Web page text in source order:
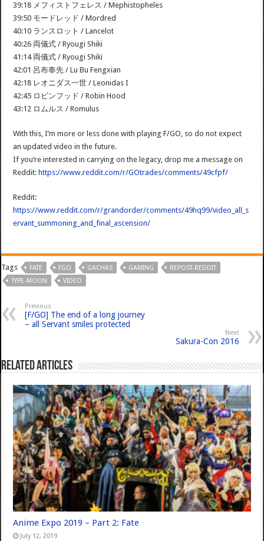
39:18 メフィストフェレス / Mephistopheles
39:50 モードレッド / Mordred
40:10 ランスロット / Lancelot
40:26 両儀式 / Ryougi Shiki
41:14 両儀式 / Ryougi Shiki
42:01 呂布奉先 / Lu Bu Fengxian
42:18 レオニダス一世 / Leonidas I
42:45 ロビンフッド / Robin Hood
43:12 ロムルス / Romulus
With this, I’m more or less done with playing F/GO, so do not expect
an updated video in the future.
If you’re interested in carrying on the legacy, drop me a message on
Reddit: https://www.reddit.com/r/GOtrades/comments/49cfpf/
Reddit:
https://www.reddit.com/r/grandorder/comments/49hq99/video_all_s
ervant_summoning_and_final_ascension/
Tags FATE FGO GACHAS GAMING
REPOST-REDDIT
TYPE-MOON
VIDEO
Previous
[F/GO] The end of a long journey
– all Servant smiles protected
Next
Sakura-Con 2016
Related Articles
Anime Expo 2019 – Part 2: Fate
July 12, 2019